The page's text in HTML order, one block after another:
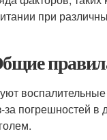
при
погрешностей в